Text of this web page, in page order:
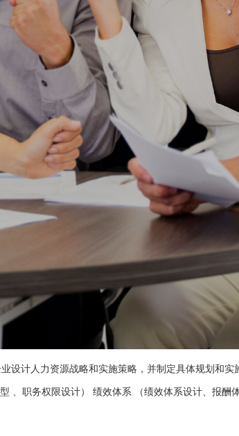
设计人力资源战略和实施策略，并制定具体规划和
、职务权限设计） 绩效体系 （绩效体系设计、报